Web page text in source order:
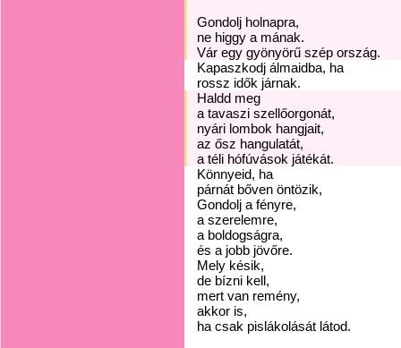
Gondolj holnapra,
ne higgy a mának.
Vár egy gyönyörű szép ország.
Kapaszkodj álmaidba, ha
rossz idők járnak.
Haldd meg
a tavaszi szellőorgonát,
nyári lombok hangjait,
az ősz hangulatát,
a téli hófúvások játékát.
Könnyeid, ha
párnát bőven öntözik,
Gondolj a fényre,
a szerelemre,
a boldogságra,
és a jobb jövőre.
Mely késik,
de bízni kell,
mert van remény,
akkor is,
ha csak pislákolását látod.